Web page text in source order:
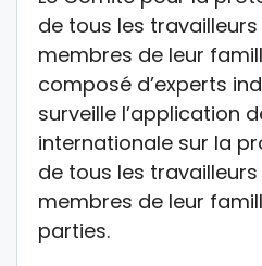
de tous les
membres de leur
composé d’experts
surveille l’application
internationale sur la
de tous les
membres de leur
parties.